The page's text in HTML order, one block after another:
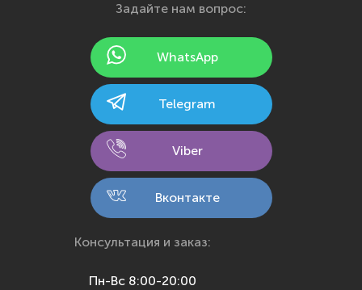
Йошкар-Ола
Калининград
Кемерово
Кострома
Краснодар
Красноярск
Задайте нам вопрос:
WhatsApp
Telegram
Viber
Вконтакте
Консультация и заказ:
Пн-Вс 8:00-20:00